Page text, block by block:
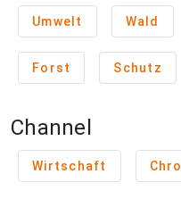
Umwelt Wald
Forst Schutz
Channel
Wirtschaft